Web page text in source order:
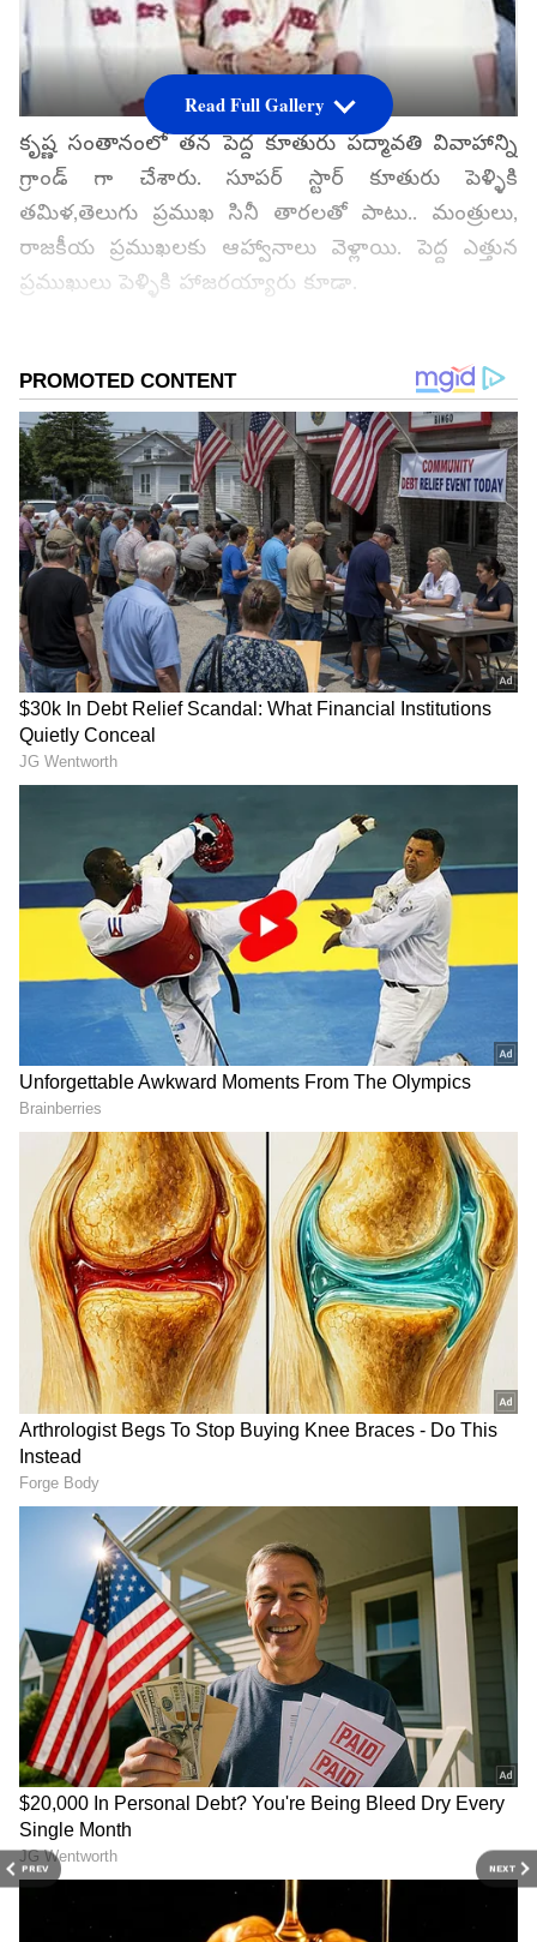
PREV NEXT
కృష్ణ సంతానంలో తన పెద్ద కూతురు పద్మావతి వివాహాన్ని
గ్రాండ్ గా చేశారు. సూపర్ స్టార్ కూతురు పెళ్ళికి
తమిళ,తెలుగు ప్రముఖ సినీ తారలతో పాటు.. మంత్రులు,
రాజకీయ ప్రముఖలకు ఆహ్వానాలు వెళ్లాయి. పెద్ద ఎత్తున
ప్రముఖులు పెళ్ళికి హాజరయ్యారు కూడా.
ను మీ ఫ్రిఫర్డ్ సోర్స్ గా ఎంచుకోండి
అయితే ఈ పెళ్లికి అప్పటి తమిళనాడు ముఖ్యమంత్రి
జయలలితని కృష్ణ ఆహ్వానించారు. అంతే కాదు ఆమె కూడా
వివాహానికి తప్పకుండా వస్తానని మాట కూడా ఇచ్చారట.
జయలలితతో కృష్ణ కుమంచి అనుబంధం ఉంది. వీరిద్దరి
కాంబోలో 'గూఢచారి 116 సినిమా సూపర్ మిట్ అయ్యింది.
ఈ సినిమాతో పాటు ఒకటి రెండు సినిమాల్లో మాత్రమే వీరు
నటించారు. కాని వీరి స్నేహం మాత్రం స్ట్రాంగ్ గా ఉండేది.
3
6
Read Full Gallery